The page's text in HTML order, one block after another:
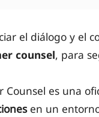
el diálogo y el
counsel, para
Counsel es una
en un